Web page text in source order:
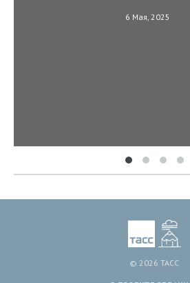
6 Мая, 2025
© 2026 ТАСС